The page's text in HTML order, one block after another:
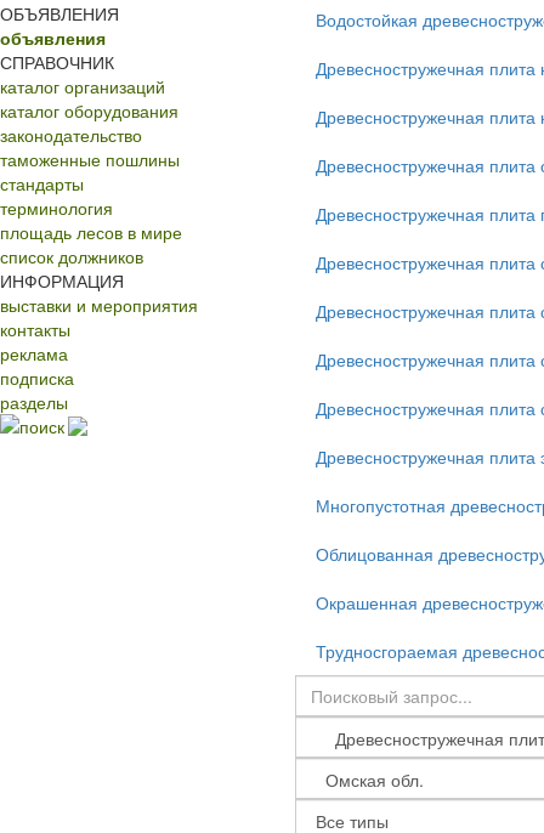
ОБЪЯВЛЕНИЯ
объявления
СПРАВОЧНИК
каталог организаций
каталог оборудования
законодательство
таможенные пошлины
стандарты
терминология
площадь лесов в мире
список должников
ИНФОРМАЦИЯ
выставки и мероприятия
контакты
реклама
подписка
разделы
поиск
Водостойкая
Древесностружечная
Древесностружечная
Древесностружечная плита
Древесностружечная плита
Древесностружечная
Древесностружечная плита
Древесностружечная
Древесностружечная
Древесностружечная плита
Многопустотная
Облицованная
Окрашенная
Трудносгораемая